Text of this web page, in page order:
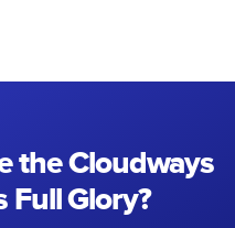
the Cloudways
Full Glory?